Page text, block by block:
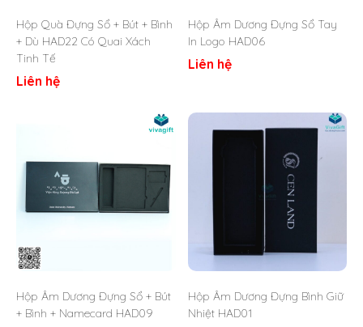
Hộp Quà Đựng Sổ + Bút + Bình
+ Dù HAD22 Có Quai Xách
Tinh Tế
Liên hệ
Hộp Âm Dương Đựng Sổ Tay
In Logo HAD06
Liên hệ
Hộp Âm Dương Đựng Sổ + Bút
+ Bình + Namecard HAD09
Hộp Âm Dương Đựng Bình Giữ
Nhiệt HAD01